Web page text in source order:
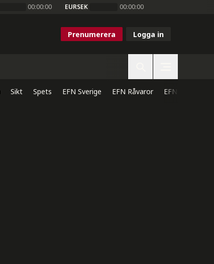
00:00:00 EURSEK 00:00:00
Prenumerera Logga in
Sikt Spets EFN Sverige EFN Råvaror EFN Direkt